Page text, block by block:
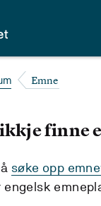
Emne
finne
søke opp